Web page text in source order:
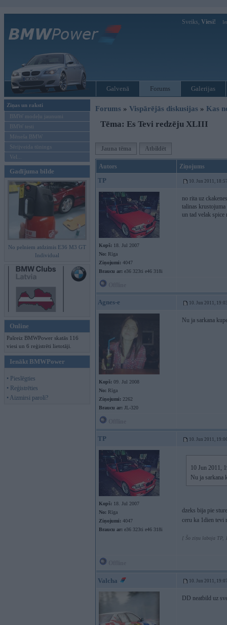
Sveiks, Viesi!
Galvenā Forums Galerijas
Ziņas un raksti
BMW modeļu jaunumi
BMW testi
Mēneša BMW
Sērijveida tūnings
Vel...
Gadījuma bilde
No pelniem atdzimis E36 M3 GT
Individual
Online
Pašreiz BMWPower skatās 116
viesi un 6 reģistrēti lietotāji.
Ienākt BMWPower
• Pieslēgties
• Reģistrēties
• Aizmirsi paroli?
Forums » Vispārējās diskusijas » Kas
Tēma: Es Tevi redzēju XLIII
Jauna tēma Atbildēt
Autors Ziņojums
TP 10. Jun 2011,
Kopš: 18. Jul 2007
No: Rīga
Ziņojumi: 4047
Braucu ar: e36 323ti e46 318i
no rita uz
talinas krustojuma
un tad velak spice
Agnes-e 10. Jun 2011,
Kopš: 09. Jul 2008
No: Rīga
Ziņojumi: 2262
Braucu ar: JL-320
Nu ja sarkana
TP 10. Jun 2011,
Kopš: 18. Jul 2007
No: Rīga
Ziņojumi: 4047
Braucu ar: e36 323ti e46 318i
10 Jun 2011,
Nu ja sarkana
dzeks bija pie
ceru ka 1dien tevi
[ Šo ziņu laboja TP,
Valcha 10. Jun 2011,
DD neatbild uz